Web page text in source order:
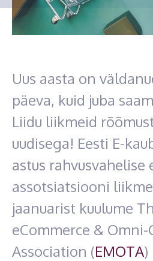
Uus aasta on
päeva, kuid juba
Liidu liikmeid
uudisega! Eesti E-
astus rahvusvahelise
assotsiatsiooni
jaanuarist kuulume
eCommerce &
Association (EMOTA)